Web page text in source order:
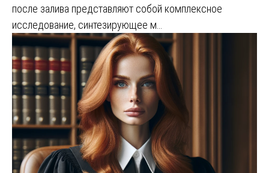
после залива представляют собой комплексное
исследование, синтезирующее м…